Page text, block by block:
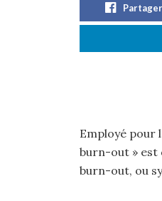
Employé pour
burn-out » est
burn-out, ou